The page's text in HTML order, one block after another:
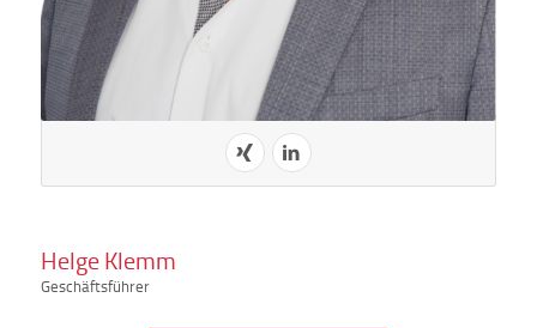
Helge Klemm
Geschäftsführer